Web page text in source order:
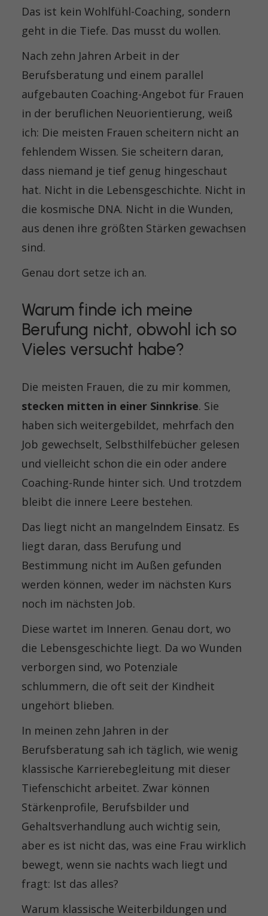
Das ist kein Wohlfühl-Coaching, sondern
geht in die Tiefe. Das musst du wollen.
Nach zehn Jahren Arbeit in der
Berufsberatung und einem parallel
aufgebauten Coaching-Angebot für Frauen
in der beruflichen Neuorientierung, weiß
ich: Die meisten Frauen scheitern nicht an
fehlendem Wissen. Sie scheitern daran,
dass niemand je tief genug hingeschaut
hat. Nicht in die Lebensgeschichte. Nicht in
die kosmische DNA. Nicht in die Wunden,
aus denen ihre größten Stärken gewachsen
sind.
Genau dort setze ich an.
Warum finde ich meine
Berufung nicht, obwohl ich so
Vieles versucht habe?
Die meisten Frauen, die zu mir kommen,
stecken mitten in einer Sinnkrise. Sie
haben sich weitergebildet, mehrfach den
Job gewechselt, Selbsthilfebücher gelesen
und vielleicht schon die ein oder andere
Coaching-Runde hinter sich. Und trotzdem
bleibt die innere Leere bestehen.
Das liegt nicht an mangelndem Einsatz. Es
liegt daran, dass Berufung und
Bestimmung nicht im Außen gefunden
werden können, weder im nächsten Kurs
noch im nächsten Job.
Diese wartet im Inneren. Genau dort, wo
die Lebensgeschichte liegt. Da wo Wunden
verborgen sind, wo Potenziale
schlummern, die oft seit der Kindheit
ungehört blieben.
In meinen zehn Jahren in der
Berufsberatung sah ich täglich, wie wenig
klassische Karrierebegleitung mit dieser
Tiefenschicht arbeitet. Zwar können
Stärkenprofile, Berufsbilder und
Gehaltsverhandlung auch wichtig sein,
aber es ist nicht das, was eine Frau wirklich
bewegt, wenn sie nachts wach liegt und
fragt: Ist das alles?
Warum klassische Weiterbildungen und